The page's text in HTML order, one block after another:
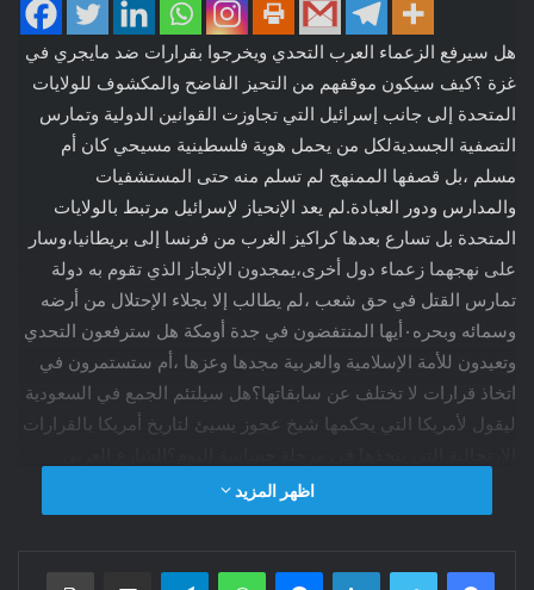
هل سيرفع الزعماء العرب التحدي ويخرجوا بقرارات ضد مايجري في
غزة ؟كيف سيكون موقفهم من التحيز الفاضح والمكشوف للولايات
المتحدة إلى جانب إسرائيل التي تجاوزت القوانين الدولية وتمارس
التصفية الجسديةلكل من يحمل هوية فلسطينية مسيحي كان أم
مسلم ،بل قصفها الممنهج لم تسلم منه حتى المستشفيات
والمدارس ودور العبادة.لم يعد الإنحياز لإسرائيل مرتبط بالولايات
المتحدة بل تسارع بعدها كراكيز الغرب من فرنسا إلى بريطانيا،وسار
على نهجهما زعماء دول أخرى،يمجدون الإنجاز الذي تقوم به دولة
تمارس القتل في حق شعب ،لم يطالب إلا بجلاء الإحتلال من أرضه
وسمائه وبحره٠أيها المنتفضون في جدة أومكة هل سترفعون التحدي
وتعيدون للأمة الإسلامية والعربية مجدها وعزها ،أم ستستمرون في
اتخاذ قرارات لا تختلف عن سابقاتها؟هل سيلتئم الجمع في السعودية
ليقول لأمريكا التي يحكمها شيخ عجوز يسيئ لتاريخ أمريكا بالقرارات
والإسلامي غير متفائل بجمعكم الغير المبارك وقمتكم التي لن تخرج
سوى بقرارات لا تخفي مباركة ماتفعله إسرائيل وأمريكا في غزة
البواسل بقرارات جوفاء عفوا على استعمال المصطلح لأننا اعتدنا
اظهر المزيد
فيسبوك تويتر لينكدإن ماسنجر واتساب تيلقرام مشاركة عبر البريد طباعة